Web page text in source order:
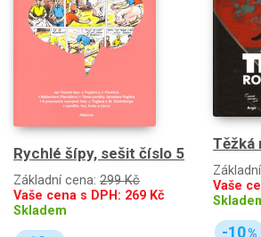
Rychlé šípy, sešit číslo 5
Základní cena: 299 Kč
Vaše cena s DPH: 269 Kč
Skladem
Těžká
Vaše
-10